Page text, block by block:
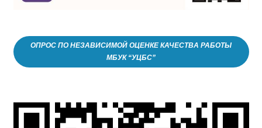
ОПРОС ПО НЕЗАВИСИМОЙ ОЦЕНКЕ КАЧЕСТВА РАБОТЫ
МБУК “УЦБС”